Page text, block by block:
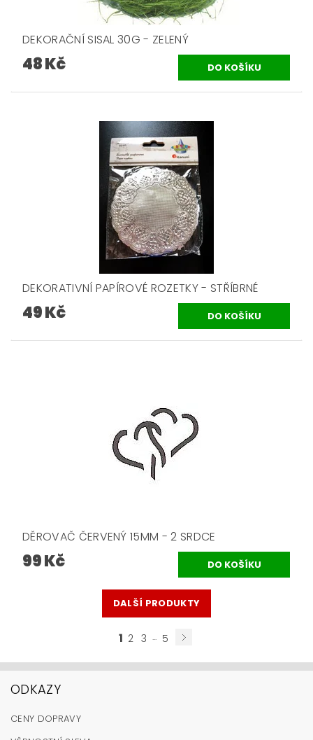
DEKORAČNÍ SISAL 30G - ZELENÝ
48 Kč
DEKORATIVNÍ PAPÍROVÉ ROZETKY - STŘÍBRNÉ
49 Kč
DĚROVAČ ČERVENÝ 15MM - 2 SRDCE
99 Kč
DALŠÍ PRODUKTY
1 2 3 ... 5
ODKAZY
CENY DOPRAVY